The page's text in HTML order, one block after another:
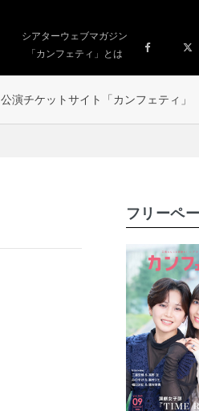
シアターウェブマガジン
「カンフェティ」とは
公演チケットサイト「カンフェティ」
フリーペ